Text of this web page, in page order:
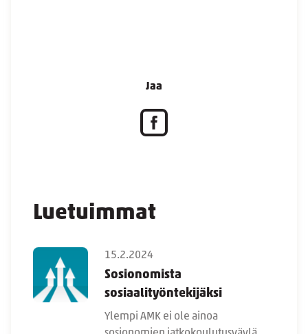
Luetuimmat
15.2.2024
Sosionomista
sosiaalityöntekijäksi
Ylempi AMK ei ole ainoa
Jaa